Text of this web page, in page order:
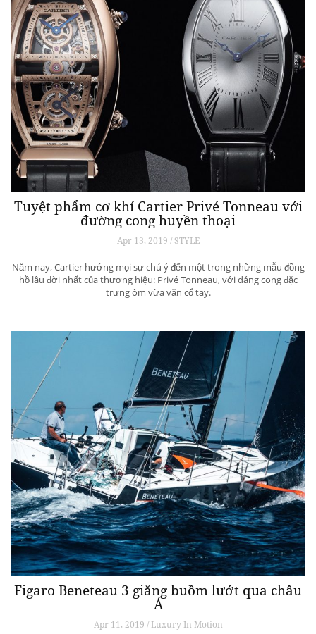
Tuyệt phẩm cơ khí Cartier Privé Tonneau với
đường cong huyền thoại
Apr 13, 2019 / STYLE
Năm nay, Cartier hướng mọi sự chú ý đến một trong những mẫu đồng
hồ lâu đời nhất của thương hiệu: Privé Tonneau, với dáng cong đặc
trưng ôm vừa vặn cổ tay.
Figaro Beneteau 3 giăng buồm lướt qua châu
Á
Apr 11, 2019 / Luxury In Motion